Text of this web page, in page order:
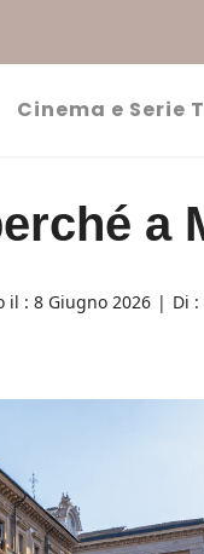
Cinema e Serie
a
il : 8 Giugno 2026 | Di :